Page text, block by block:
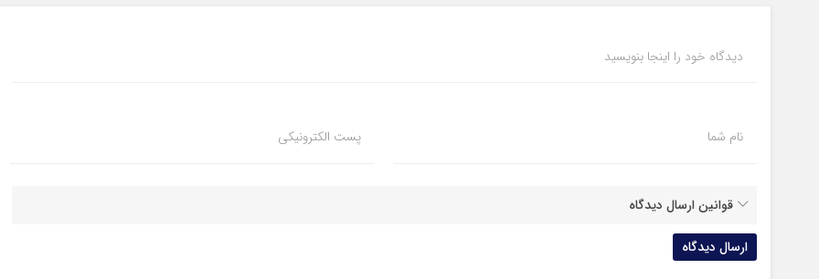
دیدگاه خود را اینجا بنویسید
نام شما پست الکترونیکی
قوانین ارسال دیدگاه